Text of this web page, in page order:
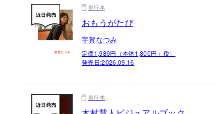
単行本
おもうがたび
宇賀なつみ
定価1,980円（本体1,800円＋税）
発売日:2026.09.16
単行本